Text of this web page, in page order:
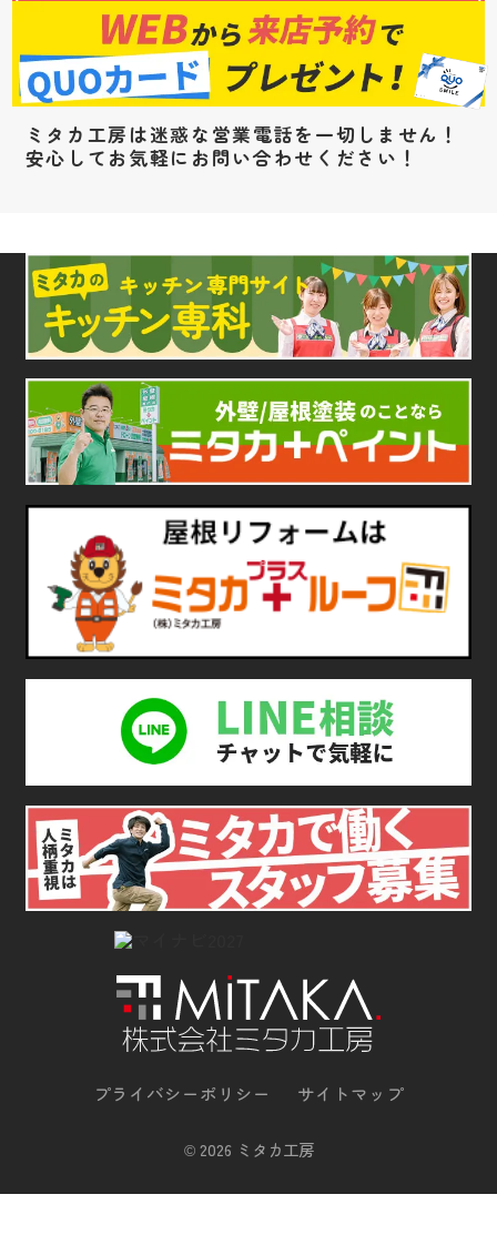
ミタカ工房は迷惑な営業電話を一切しません！
安心してお気軽にお問い合わせください！
プライバシーポリシー サイトマップ
©2026 ミタカ工房